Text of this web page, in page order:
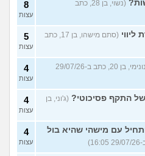
(נשוי, בן 28, כתב
8
עצות
(סתם מישהו, בן 17, כתב
5
עצות
(אנונימי, בן 20, כתב ב-29/07/26
4
עצות
התקף פסיכוטי? (ג'וני, בן
4
עצות
עם מישהי שהיא בול
4
עצות